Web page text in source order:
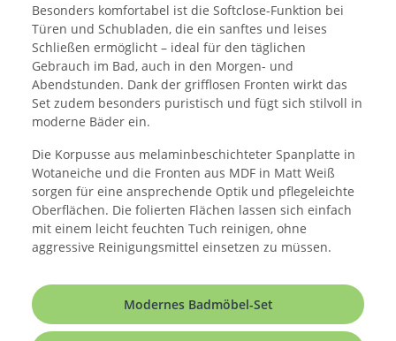
Besonders komfortabel ist die Softclose-Funktion bei
Türen und Schubladen, die ein sanftes und leises
Schließen ermöglicht – ideal für den täglichen
Gebrauch im Bad, auch in den Morgen- und
Abendstunden. Dank der grifflosen Fronten wirkt das
Set zudem besonders puristisch und fügt sich stilvoll in
moderne Bäder ein.
Die Korpusse aus melaminbeschichteter Spanplatte in
Wotaneiche und die Fronten aus MDF in Matt Weiß
sorgen für eine ansprechende Optik und pflegeleichte
Oberflächen. Die folierten Flächen lassen sich einfach
mit einem leicht feuchten Tuch reinigen, ohne
aggressive Reinigungsmittel einsetzen zu müssen.
Modernes Badmöbel-Set